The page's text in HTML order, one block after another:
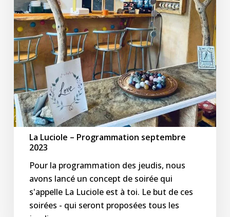
La Luciole – Programmation septembre
2023
Pour la programmation des jeudis, nous
avons lancé un concept de soirée qui
s'appelle La Luciole est à toi. Le but de ces
soirées - qui seront proposées tous les